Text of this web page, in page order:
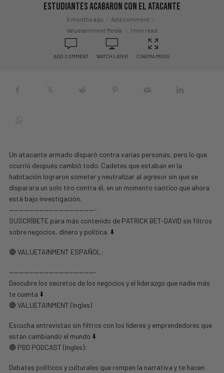
Estudiantes Acabaron Con El Atacante
5 months ago
Add comment
Valuetainment Media
1 min read
ADD COMMENT WATCH LATER CINEMA MODE
Un atacante armado disparó contra varias personas, pero lo que
ocurrió después cambió todo. Cadetes que estaban en la
habitación lograron someter y neutralizar al agresor sin que se
disparara un solo tiro contra él, en un momento caótico que ahora
está bajo investigación.
—————————————————-
SUSCRÍBETE para más contenido de PATRICK BET-DAVID sin filtros
sobre negocios, dinero y política. ⬇️
🔴 VALUETAINMENT ESPAÑOL:
—————————————————-
Descubre los secretos de los negocios y el liderazgo que nadie más
te cuenta ⬇️
🔴 VALUETAINMENT (Ingles)
Escucha entrevistas sin filtros con los líderes y emprendedores que
están cambiando el mundo ⬇️
🔴 PBD PODCAST (Ingles):
Debates políticos y culturales que rompen la narrativa y te hacen